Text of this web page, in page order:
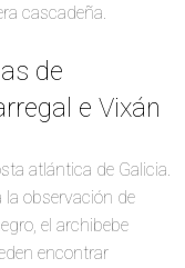
cascadeña.
de
e Vixán
atlántica de Galicia.
observación de
el archibebe
encontrar